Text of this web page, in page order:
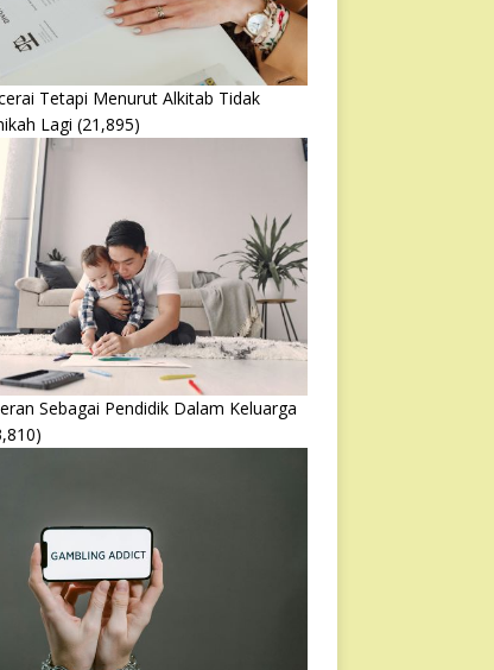
Tetapi Menurut Alkitab Tidak
Lagi (21,895)
Sebagai Pendidik Dalam Keluarga